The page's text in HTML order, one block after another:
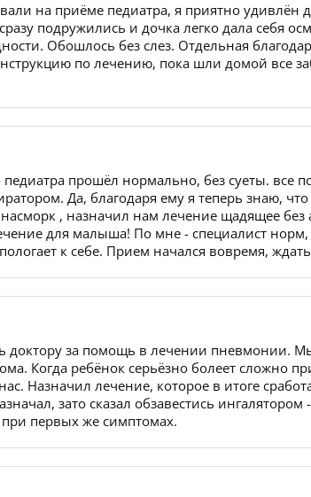
на приёме педиатра, я приятно
подружились и дочка легко дала себя
Обошлось без слез. Отдельная
по лечению, пока шли домой все
педиатра прошёл нормально, без суеты. все
Да, благодаря ему я теперь знаю,
, назначил нам лечение щадящее
для малыша! По мне - специалист
к себе. Прием начался вовремя,
доктору за помощь в лечении пневмонии.
Когда ребёнок серьёзно болеет сложно
Назначил лечение, которое в итоге
зато сказал обзавестись
при первых же симптомах.